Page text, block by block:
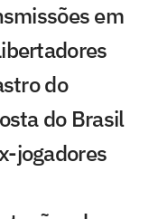
em
do
do Brasil
jogadores